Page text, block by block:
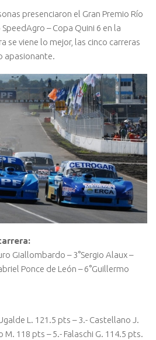
presenciaron el Gran Premio Río
– Copa Quini 6 en la
se viene lo mejor, las cinco carreras
apasionante.
Giallombardo – 3°Sergio Alaux –
Ponce de León – 6°Guillermo
L. 121.5 pts – 3.- Castellano J.
118 pts – 5.- Falaschi G. 114.5 pts.